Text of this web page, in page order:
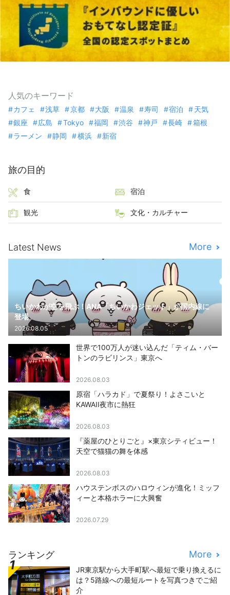
人気のキーワード
カフェ 浅草 京都 大阪 温泉 寿司 宿泊
天気
銀座
広島 Tokyo 福岡 渋谷 神戸 長崎
箱根
ラーメン
静岡 横浜 新宿
旅の目的
食 宿泊
観光 文化・カルチャー
Latest News More
ちいかわが空を飛ぶ！ANA「ちいかわジェット」が国内線に
登場
2026.08.05
世界で100万人が迷い込んだ「ティム・バー
トンのラビリンス」東京へ
2026.08.03
原宿「ハラカド」で夏祭り！よさこいと
KAWAII夜市に熱狂
2026.08.03
『薬屋のひとりごと』×東京シティビュー！
天空で猫猫の舞を体感
2026.08.03
ハウステンボスのハロウィンが進化！ミッフ
ィーと本格ホラーに大興奮
2026.07.29
ランキング More
JR東京駅から大手町駅へ最短で乗り換えるに
は？5路線への最短ルートを写真つきでご紹
介